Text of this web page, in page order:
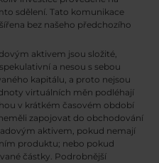
sdělení. Tato komunikace
bez našeho předchozího
aktivem jsou složité,
a nesou s sebou
kapitálu, a proto nejsou
virtuálních měn podléhají
v krátkém časovém období
zapojovat do obchodování
aktivem, pokud nemají
produktu; nebo pokud
částky. Podrobnější